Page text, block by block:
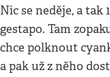
Nic se neděje, a tak
gestapo. Tam
chce polknout
a pak už z něho